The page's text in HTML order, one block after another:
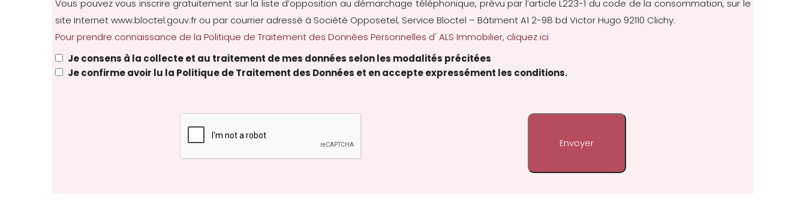
Vous pouvez vous inscrire gratuitement sur la liste d’opposition au démarchage téléphonique, prévu par l’article L223-1 du code de la consommation, sur le
site Internetwww.bloctel.gouv.fr ou par courrier adressé à Société Opposetel, Service Bloctel – Bâtiment A1 2-98 bd Victor Hugo 92110 Clichy.
Pour prendre connaissance de la Politique de Traitement des Données Personnelles d' ALS Immobilier, cliquez ici
Je consens à la collecte et au traitement de mes données selon les modalités précitées
Je confirme avoir lu la Politique de Traitement des Données et en accepte expressément les conditions.